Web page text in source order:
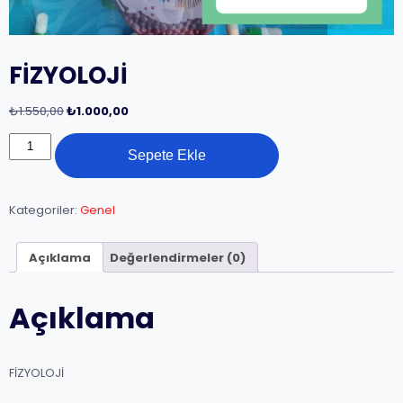
FİZYOLOJİ
₺1.550,00Orijinal
₺1.000,00Şu
₺1.000,00.
FİZYOLOJİ
adet
Sepete Ekle
Kategoriler: Genel
Açıklama Değerlendirmeler (0)
Açıklama
FİZYOLOJİ